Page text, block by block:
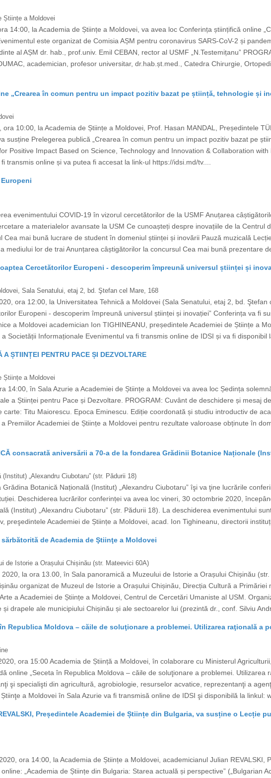
Științe a Moldovei
14:00, la Academia de Științe a Moldovei, va avea loc Conferința științifică online
este organizat de Comisia AȘM pentru coronavirus SARS-CoV-2 și
al AȘM dr. hab., prof.univ. Emil CEBAN, rector al USMF „N.Testemițanuˮ
academician, profesor universitar, dr.hab.șt.med., Catedra Chirurgie,
„Crearea în comun pentru un impact pozitiv bazat pe știință, tehnologie și
10:00, la Academia de Științe a Moldovei, Prof. Hasan MANDAL, Președintele
susține Prelegerea publică „Crearea în comun pentru un impact pozitiv bazat pe
Positive Impact Based on Science, Technology and Innovation & Collaboration
transmis online și va putea fi accesat la link-ul https://idsi.md/tv....
evenimentului COVID-19 în vizorul cercetătorilor de la USMF Anuțarea
a materialelor avansate la USM Ce cunoașteți despre inovațiile de la Centrul
Cea mai bună lucrare de student în domeniul științei și inovării Pauză muzicală
mediului lor de trai Anunțarea câștigătorilor la concursul Cea mai bună prezentare
Cercetătorilor Europeni - descoperim împreună universul științei și
Sala Senatului, etaj 2, bd. Ştefan cel Mare, 168
ora 12:00, la Universitatea Tehnică a Moldovei (Sala Senatului, etaj 2, bd.
Europeni - descoperim împreună universul științei și inovației” Conferința va fi
a Moldovei academician Ion TIGHINEANU, președintele Academiei de Științe a
Societății Informaționale Evenimentul va fi transmis online de IDSI și va fi disponibil
ȘTIINȚEI PENTRU PACE ȘI DEZVOLTARE
Științe a Moldovei
14:00, în Sala Azurie a Academiei de Științe a Moldovei va avea loc Ședința
a Științei pentru Pace și Dezvoltare. PROGRAM: Cuvânt de deschidere și mesaj
carte: Titu Maiorescu. Epoca Eminescu. Ediție coordonată și studiu introductiv de
Premiilor Academiei de Științe a Moldovei pentru rezultate valoroase obținute în
consacrată aniversării a 70-a de la fondarea Grădinii Botanice Naționale
„Alexandru Ciubotaru” (str. Pădurii 18)
Botanică Națională (Institut) „Alexandru Ciubotaru” îşi va ţine lucrările
Deschiderea lucrărilor conferinței va avea loc vineri, 30 octombrie 2020,
(Institut) „Alexandru Ciubotaru” (str. Pădurii 18). La deschiderea evenimentului
preşedintele Academiei de Științe a Moldovei, acad. Ion Tighineanu, directorii
de Academia de Ştiinţe a Moldovei
de Istorie a Orașului Chișinău (str. Mateevici 60A)
la ora 13.00, în Sala panoramică a Muzeului de Istorie a Orașului Chișinău
organizat de Muzeul de Istorie a Orașului Chișinău, Direcția Cultură a Primăriei
a Academiei de Științe a Moldovei, Centrul de Cercetări Umaniste al USM.
drapele ale municipiului Chișinău și ale sectoarelor lui (prezintă dr., conf. Silviu
Republica Moldova – căile de soluţionare a problemei. Utilizarea raţională a
ora 15:00 Academia de Știință a Moldovei, în colaborare cu Ministerul
online „Seceta în Republica Moldova – căile de soluţionare a problemei. Utilizarea
şi specialişti din agricultură, agrobiologie, resurselor acvatice, reprezentanţi a
a Moldovei în Sala Azurie va fi transmisă online de IDSI şi disponibilă la linkul:
Președintele Academiei de Științe din Bulgaria, va susține o Lecție
ora 14:00, la Academia de Științe a Moldovei, academicianul Julian REVALSKI,
„Academia de Științe din Bulgaria: Starea actuală și perspective” („Bulgarian